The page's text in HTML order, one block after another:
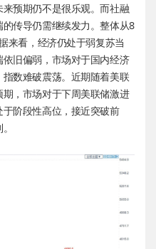
预期仍不是很乐观。而社融
传导仍需继续发力。整体从8
来看，经济仍处于弱复苏当
旧偏弱，市场对于国内经济
数难破震荡。近期随着美联
，市场对于下周美联储激进
阶段性高位，接近突破前